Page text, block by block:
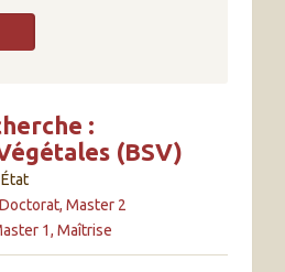
:
(BSV)
État
Master 2
1, Maîtrise